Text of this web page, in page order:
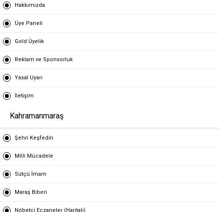
Hakkımızda
Üye Paneli
Gold Üyelik
Reklam ve Sponsorluk
Yasal Uyarı
İletişim
Kahramanmaraş
Şehri Keşfedin
Milli Mücadele
Sütçü İmam
Maraş Biberi
Nöbetçi Eczaneler (Haritalı)